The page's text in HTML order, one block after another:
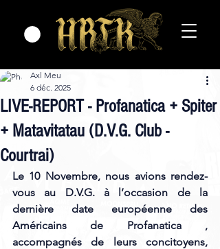
LIVE-REPORT - Profanatica + Spiter
+ Matavitatau (D.V.G. Club -
Courtrai)
Axl Meu
6 déc. 2025
Le 10 Novembre, nous avions rendez-
vous au D.V.G. à l’occasion de la
dernière date européenne des
Américains de Profanatica ,
accompagnés de leurs concitoyens,